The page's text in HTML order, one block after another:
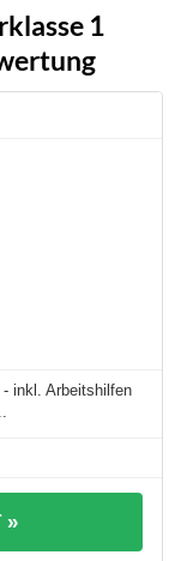
1
inkl. Arbeitshilfen
»